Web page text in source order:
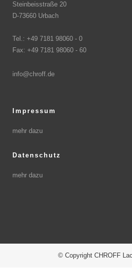
Steinbeisstraße 20
D-73660 Urbach
Tel.: +49 7181 98060 - 0
Fax: +49 7181 98060 - 60
info@chroff.de
Impressum
mehr dazu
Datenschutz
mehr dazu
© Copyright CHROFF